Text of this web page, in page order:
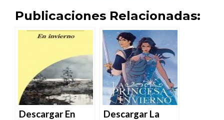
Publicaciones Relacionadas:
Descargar En
Descargar La